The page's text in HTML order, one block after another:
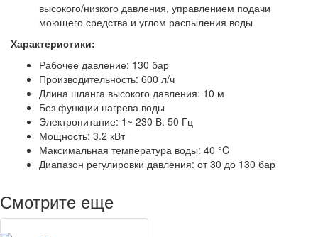
высокого/низкого давления, управлением подачи
моющего средства и углом распыления воды
Характеристики:
Рабочее давление: 130 бар
Производительность: 600 л/ч
Длина шланга высокого давления: 10 м
Без функции нагрева воды
Электропитание: 1~ 230 В. 50 Гц
Мощность: 3.2 кВт
Максимальная температура воды: 40 °C
Диапазон регулировки давления: от 30 до 130 бар
Смотрите еще